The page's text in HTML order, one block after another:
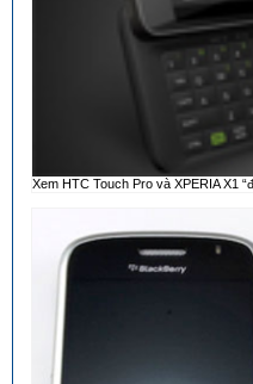
Xem HTC Touch Pro và XPERIA X1